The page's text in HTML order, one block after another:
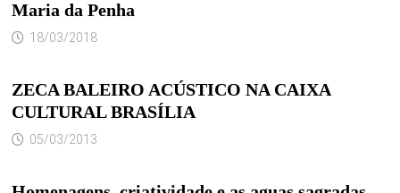
Maria da Penha
18/03/2018
ZECA BALEIRO ACÚSTICO NA CAIXA
CULTURAL BRASÍLIA
05/03/2013